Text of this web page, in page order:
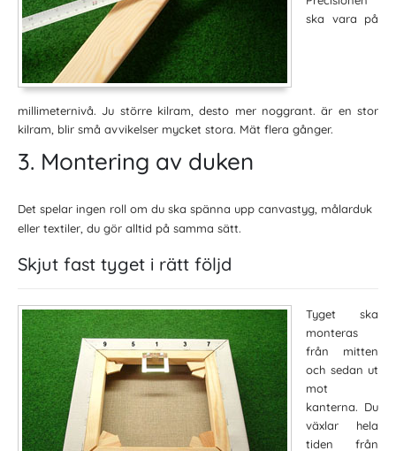
ska vara på
millimeternivå. Ju större kilram, desto mer noggrant. är en stor
kilram, blir små avvikelser mycket stora. Mät flera gånger.
3. Montering av duken
Det spelar ingen roll om du ska spänna upp canvastyg, målarduk
eller textiler, du gör alltid på samma sätt.
Skjut fast tyget i rätt följd
Tyget ska
monteras
från mitten
och sedan ut
mot
kanterna. Du
växlar hela
tiden från